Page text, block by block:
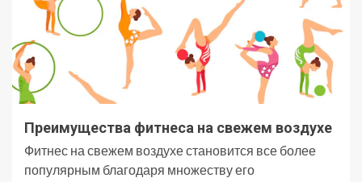
Преимущества фитнеса на свежем воздухе
Фитнес на свежем воздухе становится все более
популярным благодаря множеству его